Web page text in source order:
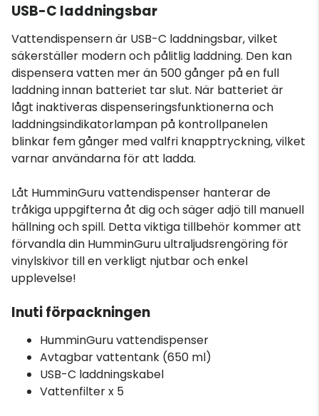
USB-C laddningsbar
Vattendispensern är USB-C laddningsbar, vilket
säkerställer modern och pålitlig laddning. Den kan
dispensera vatten mer än 500 gånger på en full
laddning innan batteriet tar slut. När batteriet är
lågt inaktiveras dispenseringsfunktionerna och
laddningsindikatorlampan på kontrollpanelen
blinkar fem gånger med valfri knapptryckning, vilket
varnar användarna för att ladda.
Låt HumminGuru vattendispenser hanterar de
tråkiga uppgifterna åt dig och säger adjö till manuell
hällning och spill. Detta viktiga tillbehör kommer att
förvandla din HumminGuru ultraljudsrengöring för
vinylskivor till en verkligt njutbar och enkel
upplevelse!
Inuti förpackningen
HumminGuru vattendispenser
Avtagbar vattentank (650 ml)
USB-C laddningskabel
Vattenfilter x 5